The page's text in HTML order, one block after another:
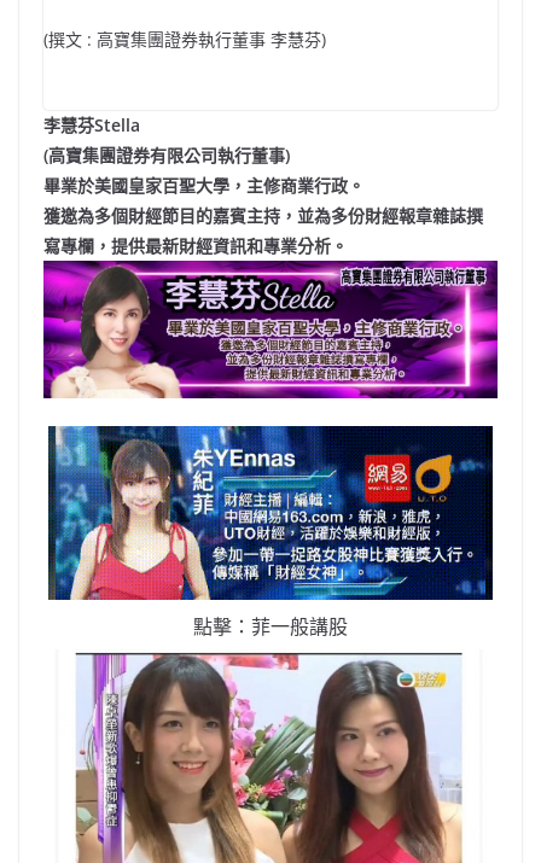
(撰文 : 高寶集團證券執行董事 李慧芬)
李慧芬Stella
(高寶集團證券有限公司執行董事)
畢業於美國皇家百聖大學，主修商業行政。
獲邀為多個財經節目的嘉賓主持，並為多份財經報章雜誌撰
寫專欄，提供最新財經資訊和專業分析。
點擊：菲一般講股